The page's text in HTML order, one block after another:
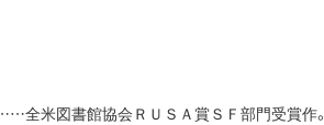
全米図書館協会ＲＵＳＡ賞ＳＦ部門受賞作。